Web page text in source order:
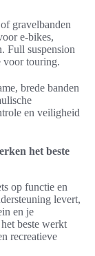
gravelbanden
e-bikes,
Full suspension
voor touring.
brede banden
en veiligheid
het beste
op functie en
levert,
en je
beste werkt
recreatieve